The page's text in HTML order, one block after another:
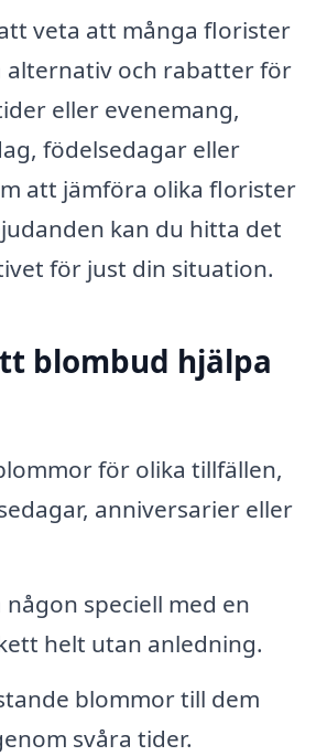
veta att många florister
alternativ och rabatter för
eller evenemang,
födelsedagar eller
att jämföra olika florister
kan du hitta det
för just din situation.
blombud hjälpa
för olika tillfällen,
anniversarier eller
någon speciell med en
helt utan anledning.
blommor till dem
svåra tider.